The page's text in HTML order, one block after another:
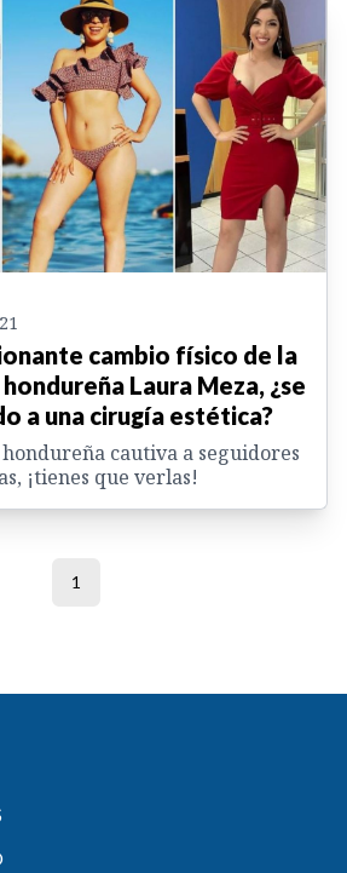
cambio físico de la
Laura Meza, ¿se
a una cirugía estética?
cautiva a seguidores
¡tienes que verlas!
1